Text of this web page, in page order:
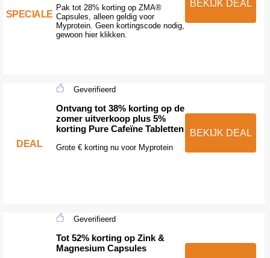
SPECIALE
Pak tot 28% korting op ZMA®
Capsules, alleen geldig voor
Myprotein. Geen kortingscode nodig,
gewoon hier klikken.
BEKIJK DEAL
DEAL
Geverifieerd
Ontvang tot 38% korting op de
zomer uitverkoop plus 5%
korting Pure Cafeïne Tabletten
Grote € korting nu voor Myprotein
BEKIJK DEAL
Geverifieerd
Tot 52% korting op Zink &
Magnesium Capsules